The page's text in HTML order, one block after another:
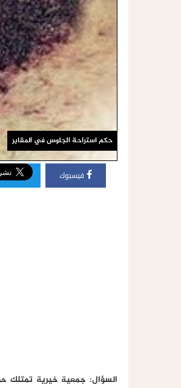
حكم استراحة الجلوس في المقابر
فيسبوك
السؤال: جمعية خيرية تمتلك